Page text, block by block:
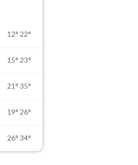
12° 22°
15° 23°
21° 35°
19° 26°
26° 34°